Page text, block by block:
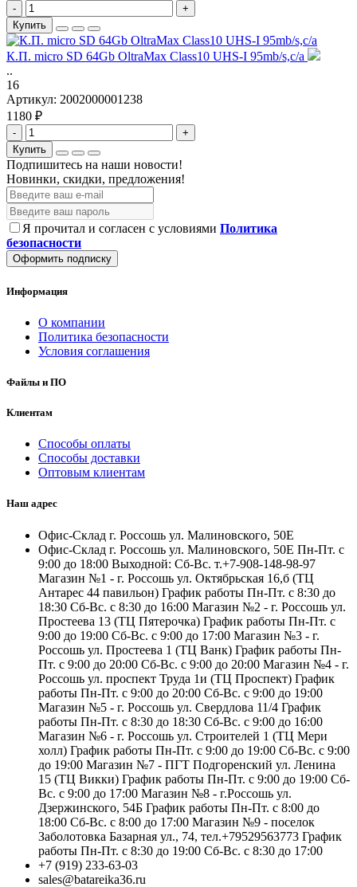
-
+
Купить
К.П. micro SD 64Gb OltraMax Class10 UHS-I 95mb/s,с/а
..
16
Артикул: 2002000001238
1180 ₽
-
+
Купить
Подпишитесь на наши новости!
Новинки, скидки, предложения!
Я прочитал и согласен с условиями Политика
безопасности
Оформить подписку
Информация
О компании
Политика безопасности
Условия соглашения
Файлы и ПО
Клиентам
Способы оплаты
Способы доставки
Оптовым клиентам
Наш адрес
Офис-Склад г. Россошь ул. Малиновского, 50Е
Офис-Склад г. Россошь ул. Малиновского, 50Е Пн-Пт. с
9:00 до 18:00 Выходной: Сб-Вс. т.+7-908-148-98-97
Магазин №1 - г. Россошь ул. Октябрьская 16,б (ТЦ
Антарес 44 павильон) График работы Пн-Пт. с 8:30 до
18:30 Сб-Вс. с 8:30 до 16:00 Магазин №2 - г. Россошь ул.
Простеева 13 (ТЦ Пятерочка) График работы Пн-Пт. с
9:00 до 19:00 Сб-Вс. с 9:00 до 17:00 Магазин №3 - г.
Россошь ул. Простеева 1 (ТЦ Ванк) График работы Пн-
Пт. с 9:00 до 20:00 Сб-Вс. с 9:00 до 20:00 Магазин №4 - г.
Россошь ул. проспект Труда 1и (ТЦ Проспект) График
работы Пн-Пт. с 9:00 до 20:00 Сб-Вс. с 9:00 до 19:00
Магазин №5 - г. Россошь ул. Свердлова 11/4 График
работы Пн-Пт. с 8:30 до 18:30 Сб-Вс. с 9:00 до 16:00
Магазин №6 - г. Россошь ул. Строителей 1 (ТЦ Мери
холл) График работы Пн-Пт. с 9:00 до 19:00 Сб-Вс. с 9:00
до 19:00 Магазин №7 - ПГТ Подгоренский ул. Ленина
15 (ТЦ Викки) График работы Пн-Пт. с 9:00 до 19:00 Сб-
Вс. с 9:00 до 17:00 Магазин №8 - г.Россошь ул.
Дзержинского, 54Б График работы Пн-Пт. с 8:00 до
18:00 Сб-Вс. с 8:00 до 17:00 Магазин №9 - поселок
Заболотовка Базарная ул., 74, тел.+79529563773 График
работы Пн-Пт. с 8:30 до 19:00 Сб-Вс. с 8:30 до 17:00
+7 (919) 233-63-03
sales@batareika36.ru